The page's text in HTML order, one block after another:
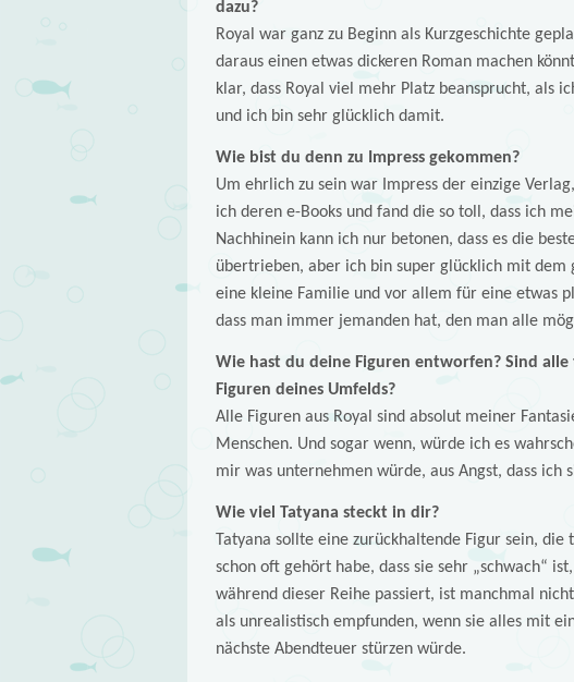
dazu?
Royal war ganz zu Beginn als Kurzgeschichte
daraus einen etwas dickeren Roman machen
klar, dass Royal viel mehr Platz beansprucht, als
und ich bin sehr glücklich damit.
Wie bist du denn zu Impress gekommen?
Um ehrlich zu sein war Impress der einzige
ich deren e-Books und fand die so toll, dass ich
Nachhinein kann ich nur betonen, dass es die
übertrieben, aber ich bin super glücklich mit dem
eine kleine Familie und vor allem für eine etwas
dass man immer jemanden hat, den man alle
Wie hast du deine Figuren entworfen? Sind
Figuren deines Umfelds?
Alle Figuren aus Royal sind absolut meiner
Menschen. Und sogar wenn, würde ich es
mir was unternehmen würde, aus Angst, dass ich
Wie viel Tatyana steckt in dir?
Tatyana sollte eine zurückhaltende Figur sein,
schon oft gehört habe, dass sie sehr „schwach“
während dieser Reihe passiert, ist manchmal
als unrealistisch empfunden, wenn sie alles mit
nächste Abendteuer stürzen würde.